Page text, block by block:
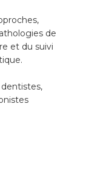
de
et du suivi